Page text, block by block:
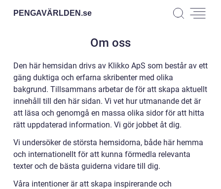
PENGAVÄRLDEN.se
Om oss
Den här hemsidan drivs av Klikko ApS som består av ett
gäng duktiga och erfarna skribenter med olika
bakgrund. Tillsammans arbetar de för att skapa aktuellt
innehåll till den här sidan. Vi vet hur utmanande det är
att läsa och genomgå en massa olika sidor för att hitta
rätt uppdaterad information. Vi gör jobbet åt dig.
Vi undersöker de största hemsidorna, både här hemma
och internationellt för att kunna förmedla relevanta
texter och de bästa guiderna vidare till dig.
Våra intentioner är att skapa inspirerande och